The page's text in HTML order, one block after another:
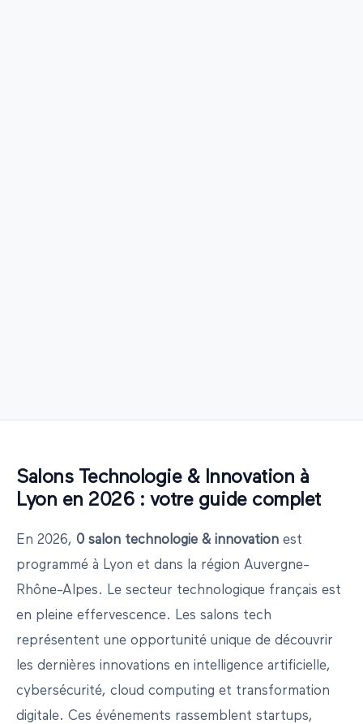
Salons Technologie & Innovation à
Lyon en 2026: votre guide complet
En 2026, 0 salon technologie & innovation est
programmé à Lyon et dans la région Auvergne-
Rhône-Alpes. Le secteur technologique français est
en pleine effervescence. Les salons tech
représentent une opportunité unique de découvrir
les dernières innovations en intelligence artificielle,
cybersécurité, cloud computing et transformation
digitale. Ces événements rassemblent startups,